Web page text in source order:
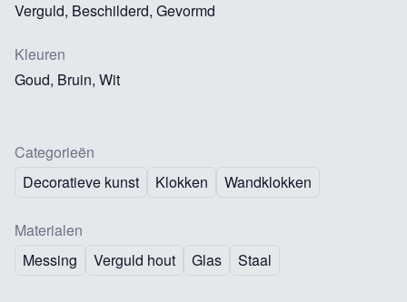
Verguld, Beschilderd, Gevormd
Kleuren
Goud, Bruin, Wit
Categorieën
Decoratieve kunst
Klokken Wandklokken
Materialen
Messing
Verguld hout Glas Staal